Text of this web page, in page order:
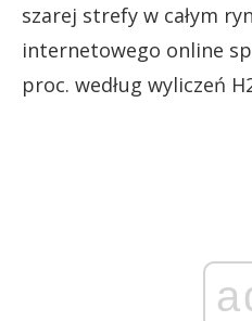
szarej strefy w całym
internetowego online
proc. według wyliczeń